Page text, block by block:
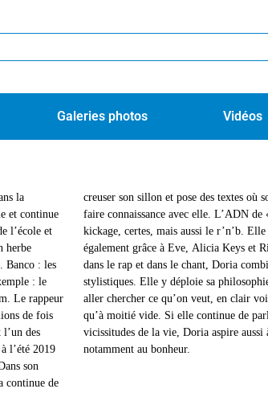
Galeries photos Vidéos
la
notamment au bonheur.